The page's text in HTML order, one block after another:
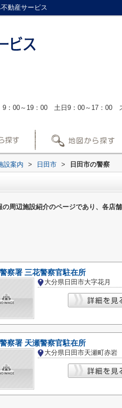
動産サービス
9：00～19：00 土日9：00～17：00
設案内 > 日田市 > 日田市の警察
周辺施設紹介のページであり、各店
察署 三花警察官駐在所
大分県日田市大字花月
察署 天瀬警察官駐在所
大分県日田市天瀬町赤岩